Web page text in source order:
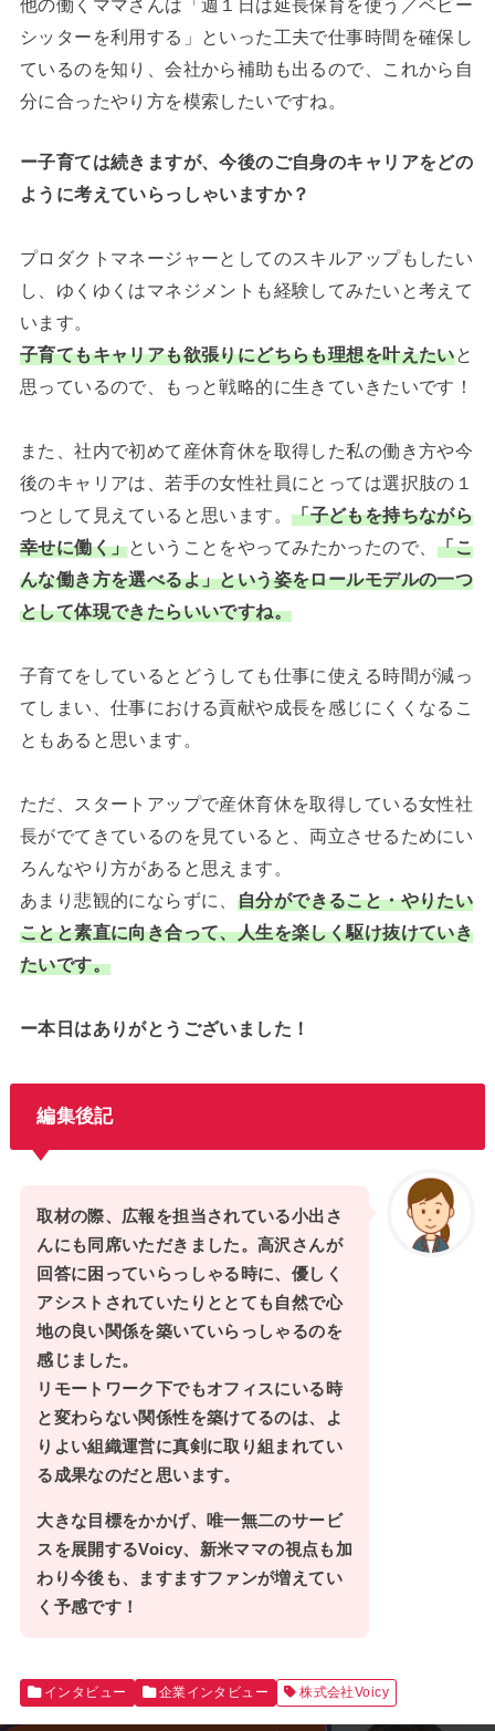
他の働くママさんは「週１日は延長保育を使う／ベビー
シッターを利用する」といった工夫で仕事時間を確保し
ているのを知り、会社から補助も出るので、これから自
分に合ったやり方を模索したいですね。
ー子育ては続きますが、今後のご自身のキャリアをどの
ように考えていらっしゃいますか？
プロダクトマネージャーとしてのスキルアップもしたい
し、ゆくゆくはマネジメントも経験してみたいと考えて
います。
子育てもキャリアも欲張りにどちらも理想を叶えたいと
思っているので、もっと戦略的に生きていきたいです！
また、社内で初めて産休育休を取得した私の働き方や今
後のキャリアは、若手の女性社員にとっては選択肢の１
つとして見えていると思います。「子どもを持ちながら
幸せに働く」ということをやってみたかったので、 「こ
んな働き方を選べるよ」という姿をロールモデルの一つ
として体現できたらいいですね。
子育てをしているとどうしても仕事に使える時間が減っ
てしまい、仕事における貢献や成長を感じにくくなるこ
ともあると思います。
ただ、スタートアップで産休育休を取得している女性社
長がでてきているのを見ていると、両立させるためにい
ろんなやり方があると思えます。
あまり悲観的にならずに、 自分ができること・やりたい
ことと素直に向き合って、人生を楽しく駆け抜けていき
たいです。
ー本日はありがとうございました！
編集後記
取材の際、広報を担当されている小出さ
んにも同席いただきました。高沢さんが
回答に困っていらっしゃる時に、優しく
アシストされていたりととても自然で心
地の良い関係を築いていらっしゃるのを
感じました。
リモートワーク下でもオフィスにいる時
と変わらない関係性を築けてるのは、よ
りよい組織運営に真剣に取り組まれてい
る成果なのだと思います。
大きな目標をかかげ、唯一無二のサービ
スを展開するVoicy、新米ママの視点も加
わり今後も、ますますファンが増えてい
く予感です！
インタビュー 企業インタビュー 株式会社Voicy